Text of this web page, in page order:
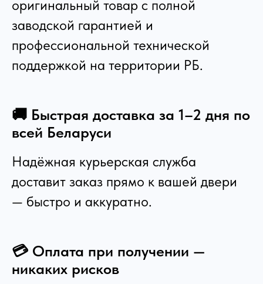
оригинальный товар с полной
заводской гарантией и
профессиональной технической
поддержкой на территории РБ.
🚚 Быстрая доставка за 1–2 дня по
всей Беларуси
Надёжная курьерская служба
доставит заказ прямо к вашей двери
— быстро и аккуратно.
💳 Оплата при получении —
никаких рисков